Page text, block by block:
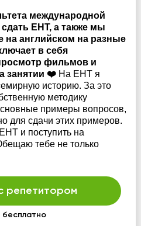
международной
ЕНТ, а также мы
на английском на разные
в себя
фильмов и
занятии ❤️ На ЕНТ я
историю. За это
методику
примеры вопросов,
для сдачи этих примеров.
и поступить на
тебе не только
репетитором
бесплатно